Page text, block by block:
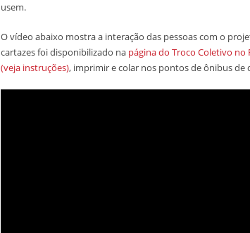
usem.
O vídeo abaixo mostra a interação das pessoas com o
cartazes foi disponibilizado na página do Troco Coletivo no
(veja instruções), imprimir e colar nos pontos de ônibus de